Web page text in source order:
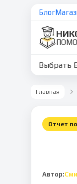
Блог
Выбрать
Главная
Отчет
Автор: